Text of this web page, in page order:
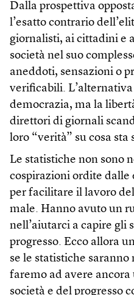
Dalla prospettiva
l’esatto contrario
giornalisti, ai cittadini e
società nel suo
aneddoti, sensazioni o
verificabili.
democrazia, ma la
direttori di giornali
loro “verità” su cosa
Le statistiche non sono
cospirazioni ordite
per facilitare il lavoro
male. Hanno avuto un
nell’aiutarci a capire gli
progresso. Ecco allora
se le statistiche saranno
faremo ad avere ancora
società e del progresso